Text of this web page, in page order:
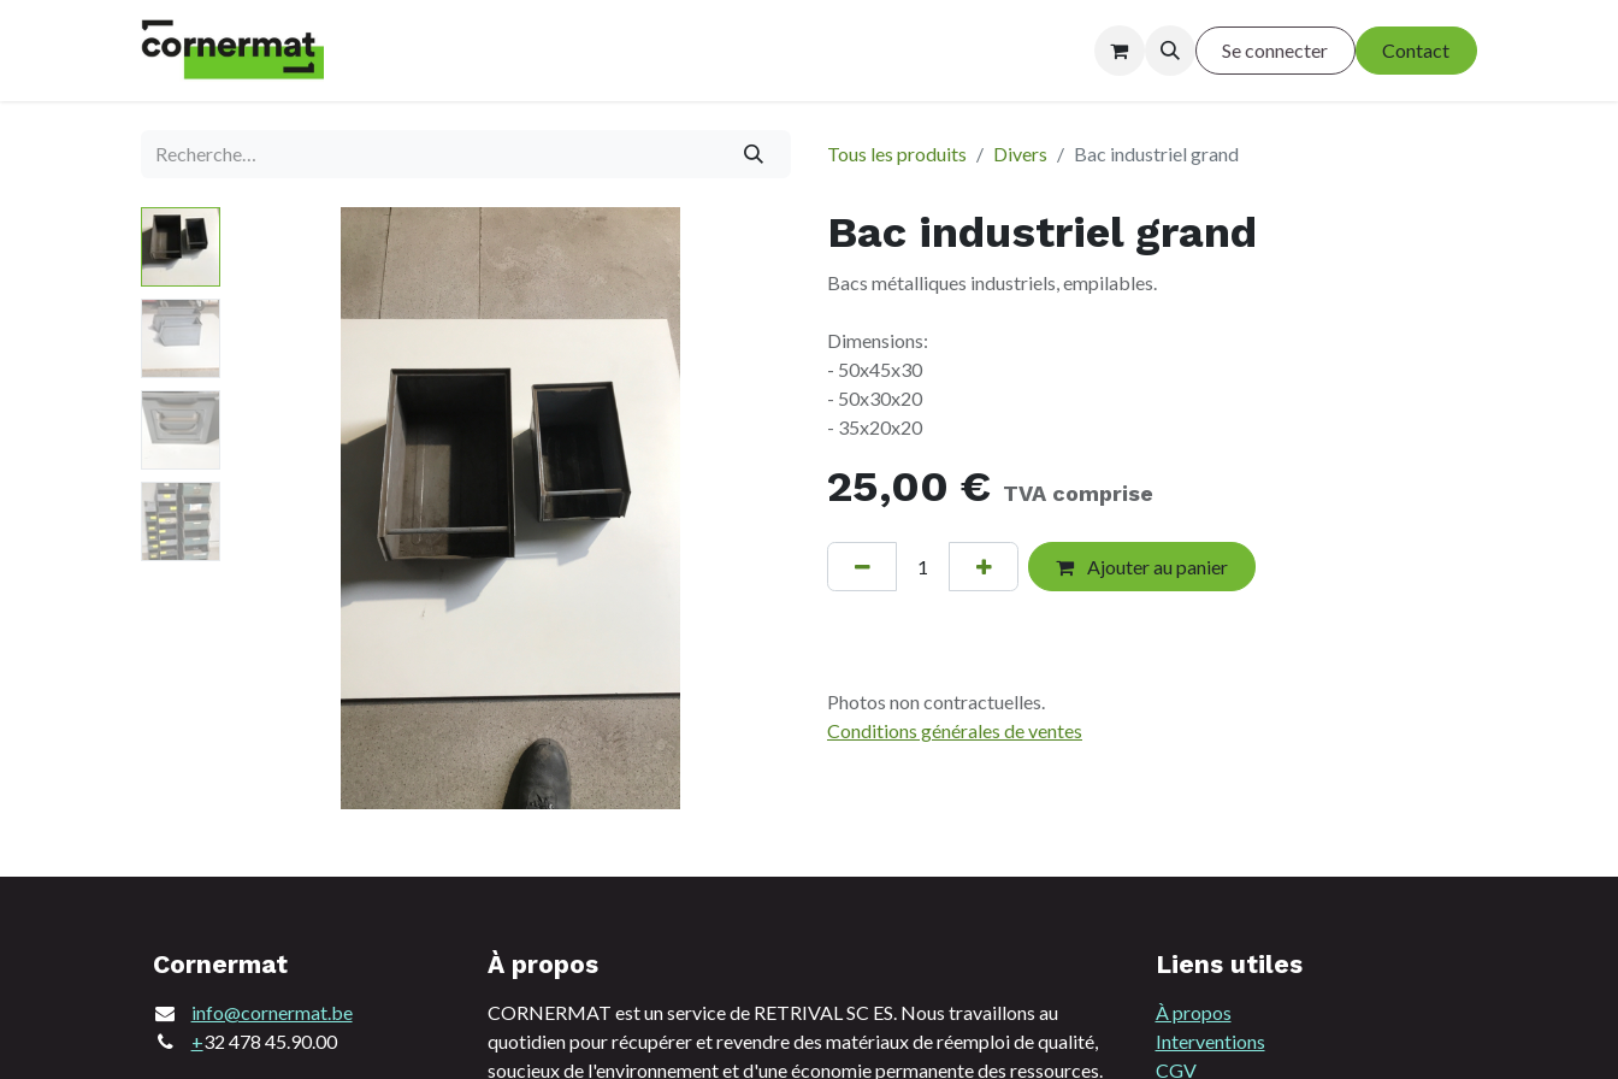
Se connecter Contact
Tous les produits Divers Bac industriel grand
Bac industriel grand
Bacs métalliques industriels, empilables.
Dimensions:
- 50x45x30
- 50x30x20
- 35x20x20
25,00 € TVA comprise
Ajouter au panier
Photos non contractuelles.
Conditions générales de ventes
Cornermat
info@cornermat.be
+32 478 45.90.00
À propos
CORNERMAT est un service de RETRIVAL SC ES. Nous travaillons au
quotidien pour récupérer et revendre des matériaux de réemploi de qualité,
soucieux de l'environnement et d'une économie permanente des ressources.
Liens utiles
À propos
Interventions
CGV